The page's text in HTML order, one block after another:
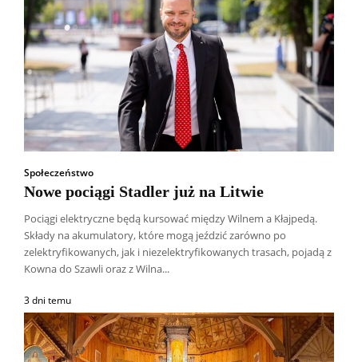
Społeczeństwo
Nowe pociągi Stadler już na Litwie
Pociągi elektryczne będą kursować między Wilnem a Kłajpedą.
Składy na akumulatory, które mogą jeździć zarówno po
zelektryfikowanych, jak i niezelektryfikowanych trasach, pojadą z
Kowna do Szawli oraz z Wilna...
3 dni temu